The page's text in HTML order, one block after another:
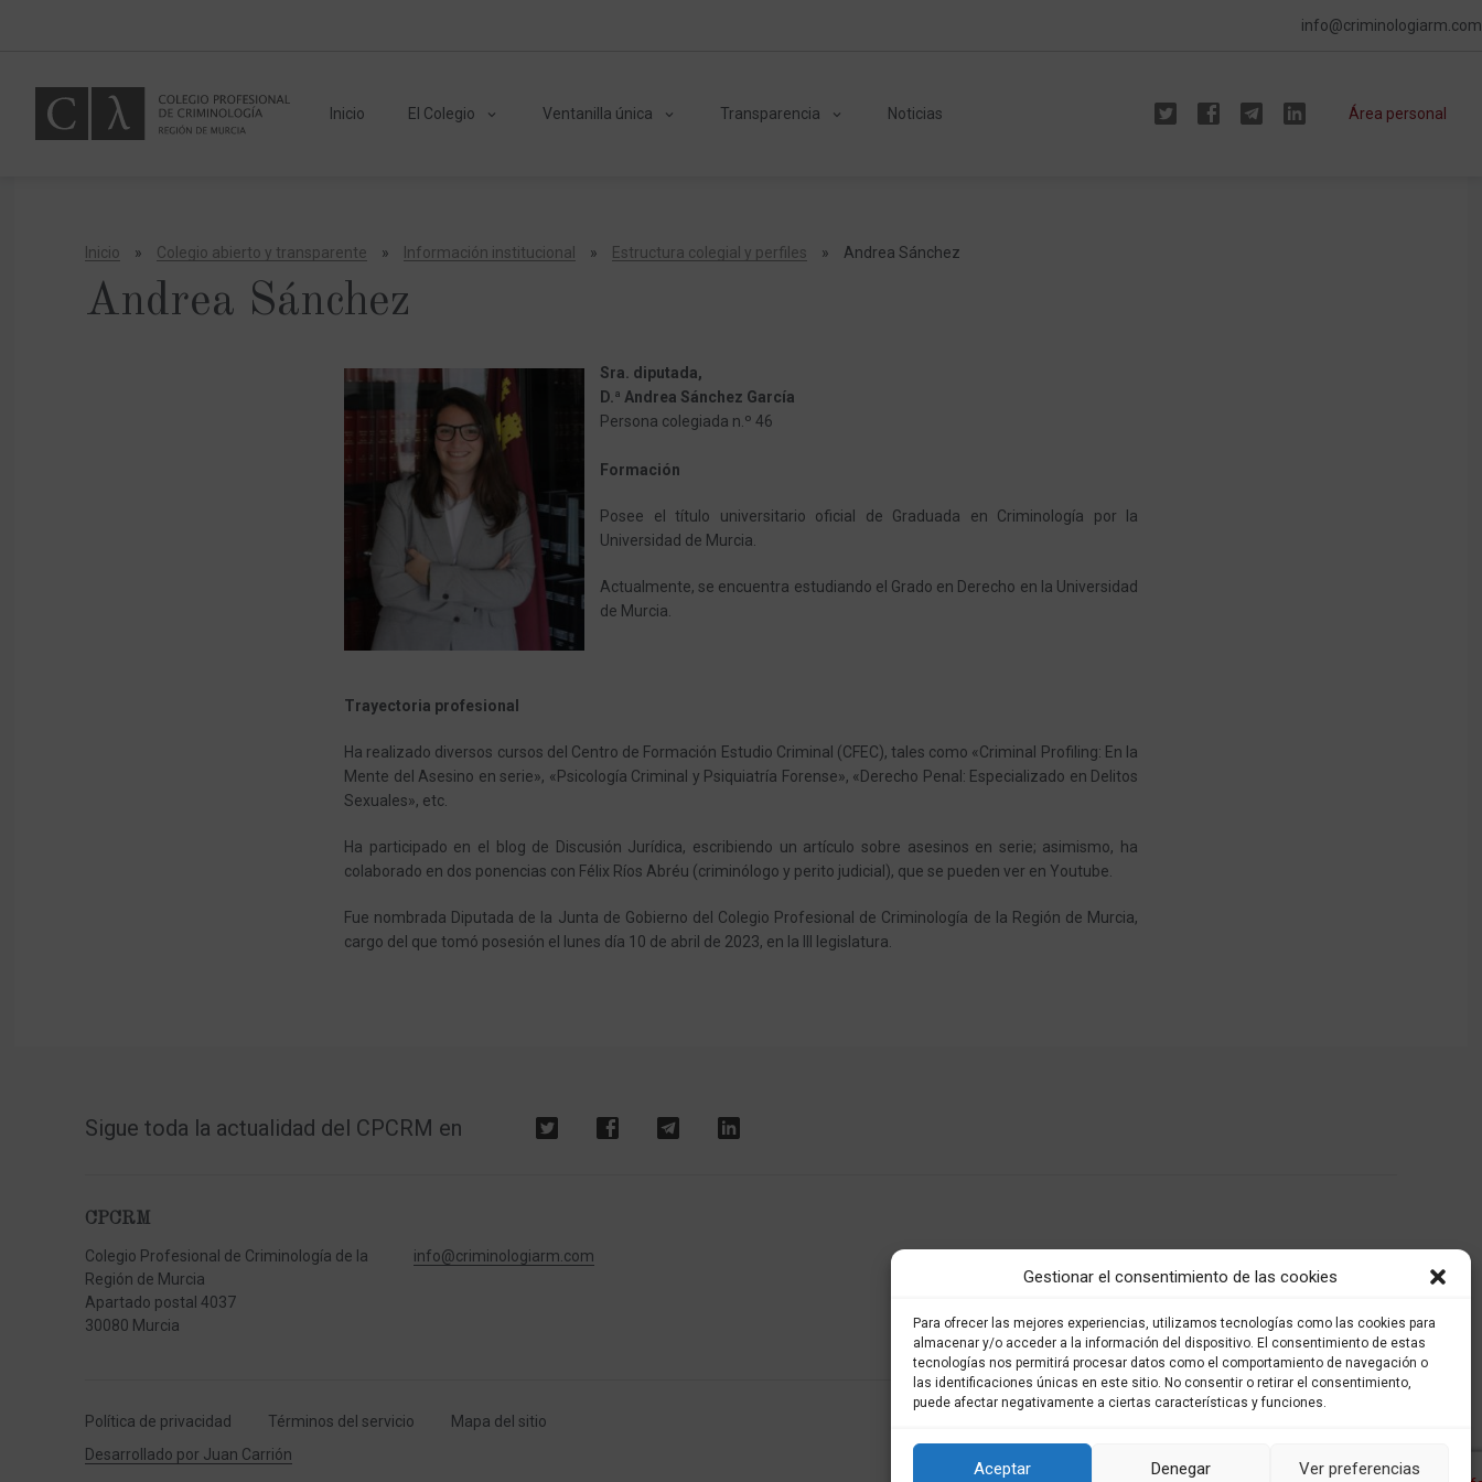
Gestionar el consentimiento de las cookies
Para ofrecer las mejores experiencias, utilizamos tecnologías como las cookies para
almacenar y/o acceder a la información del dispositivo. El consentimiento de estas
tecnologías nos permitirá procesar datos como el comportamiento de navegación o
las identificaciones únicas en este sitio. No consentir o retirar el consentimiento,
puede afectar negativamente a ciertas características y funciones.
Aceptar Denegar Ver preferencias
info@criminologiarm.com
Inicio El Colegio Ventanilla única Transparencia Noticias Área personal
Inicio » Colegio abierto y transparente » Información institucional » Estructura colegial y perfiles » Andrea Sánchez
Andrea Sánchez
Sra. diputada,
D.ª Andrea Sánchez García
Persona colegiada n.º 46
Formación
Posee el título universitario oficial de Graduada en Criminología por la
Universidad de Murcia.
Actualmente, se encuentra estudiando el Grado en Derecho en la Universidad
de Murcia.
Trayectoria profesional
Ha realizado diversos cursos del Centro de Formación Estudio Criminal (CFEC), tales como «Criminal Profiling: En la
Mente del Asesino en serie», «Psicología Criminal y Psiquiatría Forense», «Derecho Penal: Especializado en Delitos
Sexuales», etc.
Ha participado en el blog de Discusión Jurídica, escribiendo un artículo sobre asesinos en serie; asimismo, ha
colaborado en dos ponencias con Félix Ríos Abréu (criminólogo y perito judicial), que se pueden ver en Youtube.
Fue nombrada Diputada de la Junta de Gobierno del Colegio Profesional de Criminología de la Región de Murcia,
cargo del que tomó posesión el lunes día 10 de abril de 2023, en la III legislatura.
Sigue toda la actualidad del CPCRM en
CPCRM
Colegio Profesional de Criminología de la
Región de Murcia
Apartado postal 4037
30080 Murcia
info@criminologiarm.com
Política de privacidad Términos del servicio
Mapa del sitio
Desarrollado por Juan Carrión